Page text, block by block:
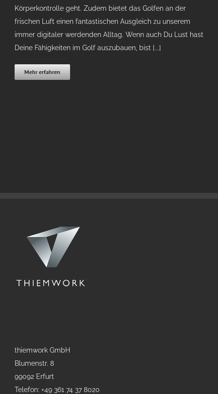
Körperkontrolle geht. Zudem bietet das Golfen an der
frischen Luft einen fantastischen Ausgleich zu unserem
immer digitaler werdenden Alltag. Wenn auch Du Lust hast
Deine Fähigkeiten im Golf auszubauen, bist [...]
Mehr erfahren
thiemwork GmbH
Blumenstr. 8
99092 Erfurt
Telefon: +49 361 74 37 8020